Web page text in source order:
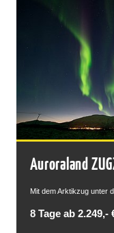
Auroraland
Mit dem Arktikzug unter
8 Tage ab